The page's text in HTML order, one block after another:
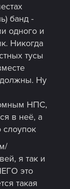
банд -
одного и
Никогда
тусы
должны. Ну
НПС,
в неё, а
слоупок
я так и
это
такая